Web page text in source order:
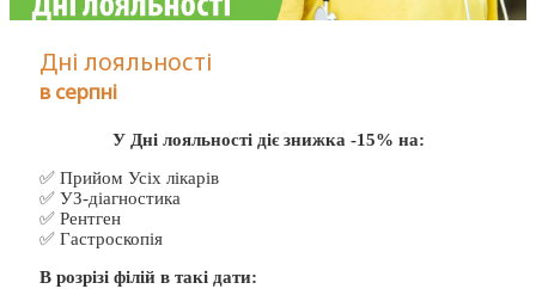
Дні лояльності
в серпні
У Дні лояльності діє знижка -15% на:
✅ Прийом Усіх лікарів
✅ УЗ-діагностика
✅ Рентген
✅ Гастроскопія
В розрізі філій в такі дати: